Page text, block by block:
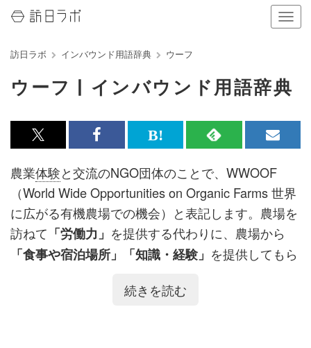
ナ
ビ
ョ
り
替
え
訪日ラボ インバウンド用語辞典 ウーフ
ウーフ | インバウンド用語辞典
x<br>
で
記
事
を
シ
Facebook<br>
で
記
事
を
シ
は
て
な
ブ
ッ
ク
ー
RSS
で
記
事
を
購
メ
ル
マ
ガ
登
録
農業体験と交流のNGO団体のことで、WWOOF
（World Wide Opportunities on Organic Farms 世界
に広がる有機農場での機会）と表記します。農場を
訪ねて 「労働力」 を提供する代わりに、農場から
「食事や宿泊場所」「知識・経験」 を提供してもら
みたい人たちをつなぐことを目的とした団体です。
続きを読む